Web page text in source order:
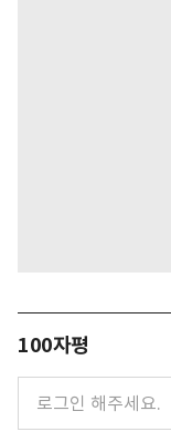
100자평